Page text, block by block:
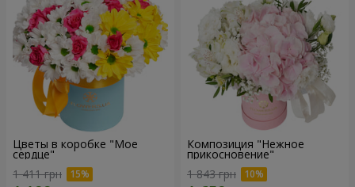
Цветы в коробке "Мое
сердце"
1 411 грн
Композиция "Нежное
прикосновение"
1 843 грн